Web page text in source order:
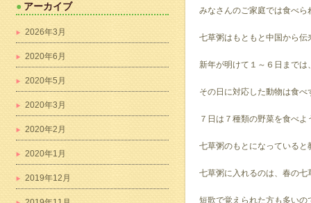
みなさんのご家庭では食べら
七草粥はもともと中国から伝
新年が明けて１～６日までは
その日に対応した動物は食べ
７日は７種類の野菜を食べ
七草粥のもとになっている
七草粥に入れるのは、春の七
短歌で覚えられた方も多いの
アーカイブ
2026年3月
2020年6月
2020年5月
2020年3月
2020年2月
2020年1月
2019年12月